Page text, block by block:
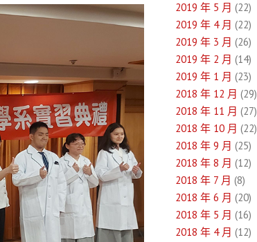
2019 年 5 月 (22)
2019 年 4 月 (22)
2019 年 3 月 (26)
2019 年 2 月 (14)
2019 年 1 月 (23)
2018 年 12 月 (29)
2018 年 11 月 (27)
2018 年 10 月 (22)
2018 年 9 月 (25)
2018 年 8 月 (12)
2018 年 7 月 (8)
2018 年 6 月 (20)
2018 年 5 月 (16)
2018 年 4 月 (12)